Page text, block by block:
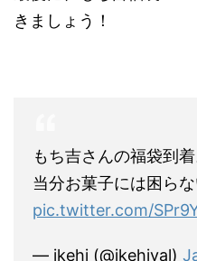
きましょう！
もち吉さんの福袋到着
当分お菓子には困らな
pic.twitter.com/
— ikehi (@ikehival)